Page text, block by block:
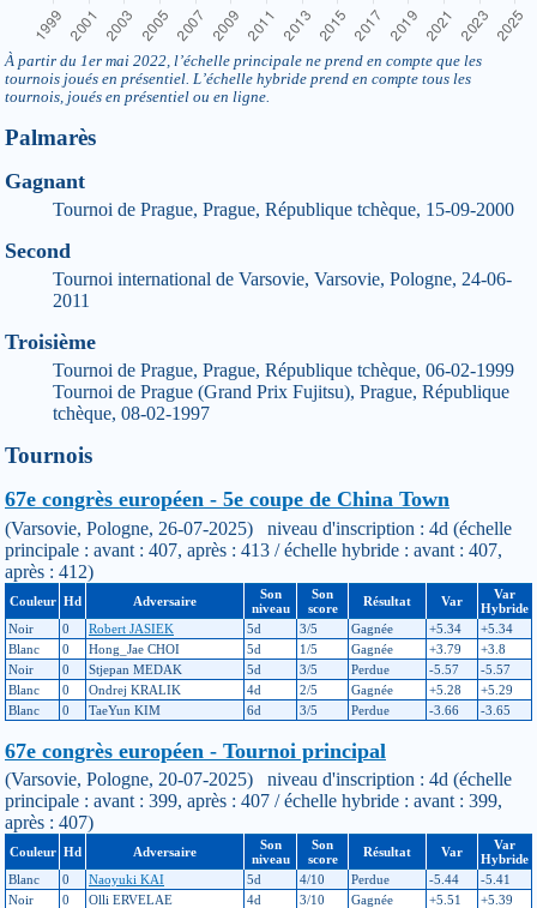
À partir du 1er mai 2022, l’échelle principale ne prend en compte que les
tournois joués en présentiel. L’échelle hybride prend en compte tous les
tournois, joués en présentiel ou en ligne.
Palmarès
Gagnant
Tournoi de Prague, Prague, République tchèque, 15-09-2000
Second
Tournoi international de Varsovie, Varsovie, Pologne, 24-06-
2011
Troisième
Tournoi de Prague, Prague, République tchèque, 06-02-1999
Tournoi de Prague (Grand Prix Fujitsu), Prague, République
tchèque, 08-02-1997
Tournois
67e congrès européen - 5e coupe de China Town
(Varsovie, Pologne, 26-07-2025) niveau d'inscription : 4d (échelle
principale : avant : 407, après : 413 / échelle hybride : avant : 407,
après : 412)
Couleur Hd Adversaire
Son
niveau
Son
score
Résultat Var
Var
Hybride
Noir
0 Robert JASIEK 5d 3/5 Gagnée +5.34
+5.34
Blanc
0 Hong_Jae CHOI 5d 1/5 Gagnée +3.79
+3.8
Noir
0 Stjepan MEDAK 5d 3/5 Perdue -5.57
-5.57
Blanc
0 Ondrej KRALIK 4d 2/5 Gagnée +5.28
+5.29
Blanc
0 TaeYun KIM 6d 3/5 Perdue -3.66 -3.65
67e congrès européen - Tournoi principal
(Varsovie, Pologne, 20-07-2025) niveau d'inscription : 4d (échelle
principale : avant : 399, après : 407 / échelle hybride : avant : 399,
après : 407)
Couleur Hd Adversaire
Son
niveau
Son
score
Résultat Var
Var
Hybride
Blanc
0 Naoyuki KAI 5d 4/10 Perdue -5.44
-5.41
Noir
0 Olli ERVELAE 4d 3/10 Gagnée +5.51
+5.39